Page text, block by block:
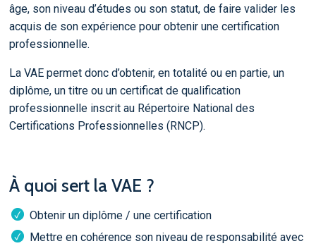
âge, son niveau d’études ou son statut, de faire valider les
acquis de son expérience pour obtenir une certification
professionnelle.
La VAE permet donc d’obtenir, en totalité ou en partie, un
diplôme, un titre ou un certificat de qualification
professionnelle inscrit au Répertoire National des
Certifications Professionnelles (RNCP).
À quoi sert la VAE ?
Obtenir un diplôme / une certification
Mettre en cohérence son niveau de responsabilité avec